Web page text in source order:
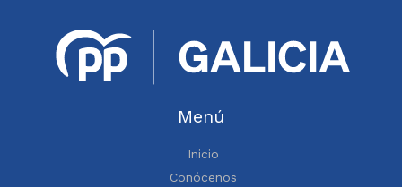
Menú
Inicio
Conócenos